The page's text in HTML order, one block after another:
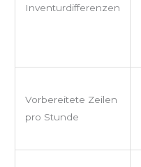
Inventurdifferenzen
Vorbereitete Zeilen
pro Stunde